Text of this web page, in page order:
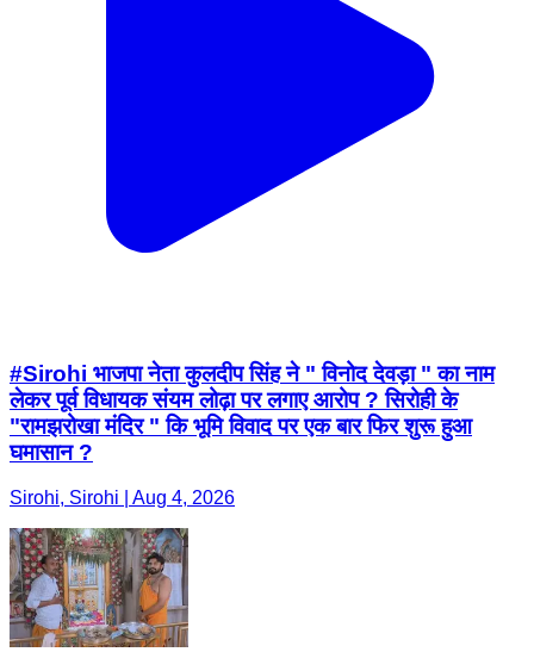
#Sirohi भाजपा नेता कुलदीप सिंह ने " विनोद देवड़ा " का नाम
लेकर पूर्व विधायक संयम लोढ़ा पर लगाए आरोप ? सिरोही के
"रामझरोखा मंदिर " कि भूमि विवाद पर एक बार फिर शुरू हुआ
घमासान ?
Sirohi, Sirohi | Aug 4, 2026